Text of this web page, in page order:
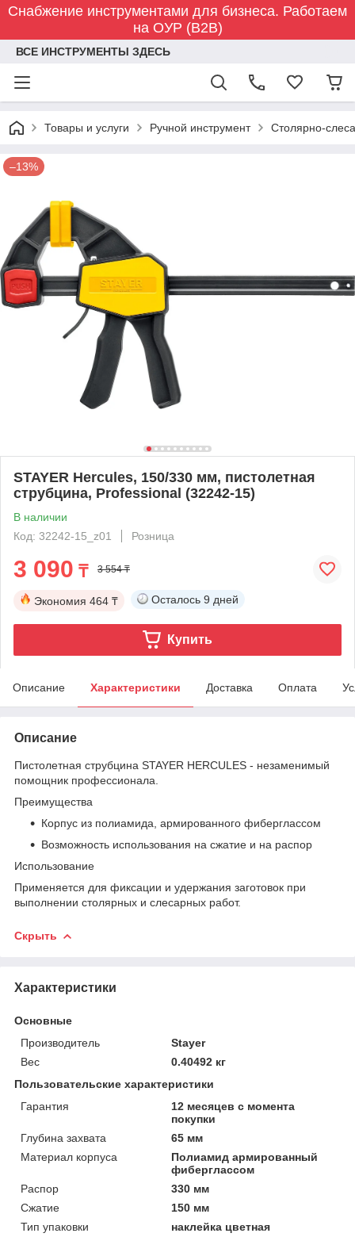
Снабжение инструментами для бизнеса. Работаем
на ОУР (B2B)
ВСЕ ИНСТРУМЕНТЫ ЗДЕСЬ
Товары и услуги Ручной инструмент Столярно-
–13%
STAYER Hercules, 150/330 мм, пистолетная
струбцина, Professional (32242-15)
В наличии
Код: 32242-15_z01
Розница
3 090 ₸ 3 554 ₸
Экономия 464 ₸ Осталось 9 дней
Купить
Описание Характеристики Доставка Оплата
Описание
Пистолетная струбцина STAYER HERCULES - незаменимый
помощник профессионала.
Преимущества
Корпус из полиамида, армированного фиберглассом
Возможность использования на сжатие и на распор
Использование
Применяется для фиксации и удержания заготовок при
выполнении столярных и слесарных работ.
Скрыть
Характеристики
Основные
Производитель
Stayer
Вес
0.40492 кг
Пользовательские характеристики
Гарантия
12 месяцев с момента
покупки
Глубина захвата
65 мм
Материал корпуса
Полиамид армированный
фиберглассом
Распор
330 мм
Сжатие
150 мм
Тип упаковки
наклейка цветная